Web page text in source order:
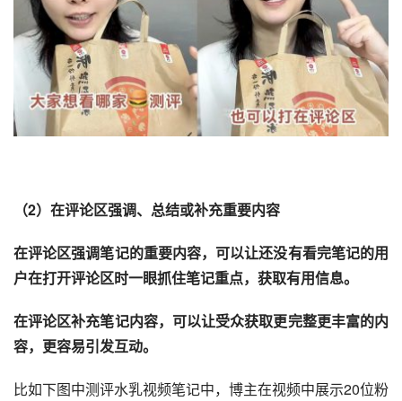
（2）在评论区强调、总结或补充重要内容
在评论区强调笔记的重要内容，可以让还没有看完笔记的用
户在打开评论区时一眼抓住笔记重点，获取有用信息。
在评论区补充笔记内容，可以让受众获取更完整更丰富的内
容，更容易引发互动。
比如下图中测评水乳视频笔记中，博主在视频中展示20位粉